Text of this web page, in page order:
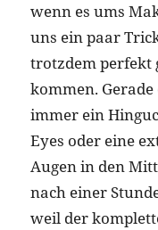
wenn es ums
uns ein paar
trotzdem perfekt
kommen.
immer ein
Eyes oder eine
Augen in den
nach einer
weil der